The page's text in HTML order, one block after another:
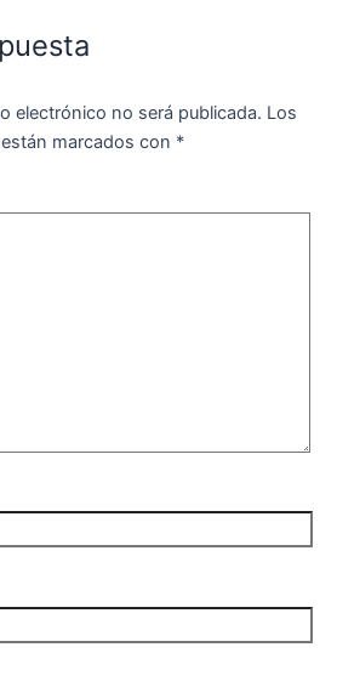
electrónico no será publicada. Los
marcados con *